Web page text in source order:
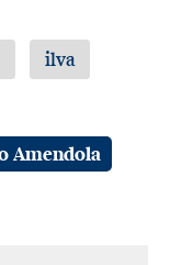
ilva
Amendola